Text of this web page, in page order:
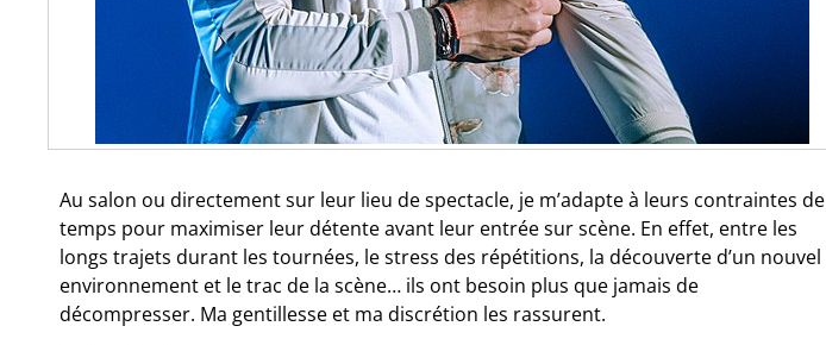
Au salon ou directement sur leur lieu de spectacle, je m’adapte à leurs contraintes de
temps pour maximiser leur détente avant leur entrée sur scène. En effet, entre les
longs trajets durant les tournées, le stress des répétitions, la découverte d’un nouvel
environnement et le trac de la scène… ils ont besoin plus que jamais de
décompresser. Ma gentillesse et ma discrétion les rassurent.